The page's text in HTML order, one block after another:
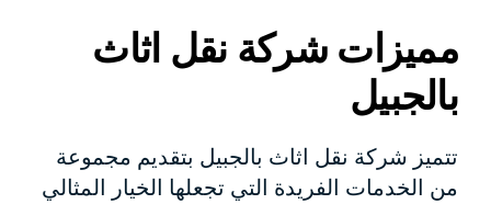
مميزات شركة نقل اثاث
بالجبيل
تتميز شركة نقل اثاث بالجبيل بتقديم مجموعة
من الخدمات الفريدة التي تجعلها الخيار المثالي